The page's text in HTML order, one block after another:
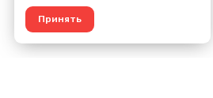
Принять